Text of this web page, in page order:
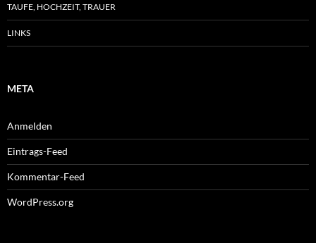
TAUFE, HOCHZEIT, TRAUER
LINKS
META
Anmelden
Eintrags-Feed
Kommentar-Feed
WordPress.org